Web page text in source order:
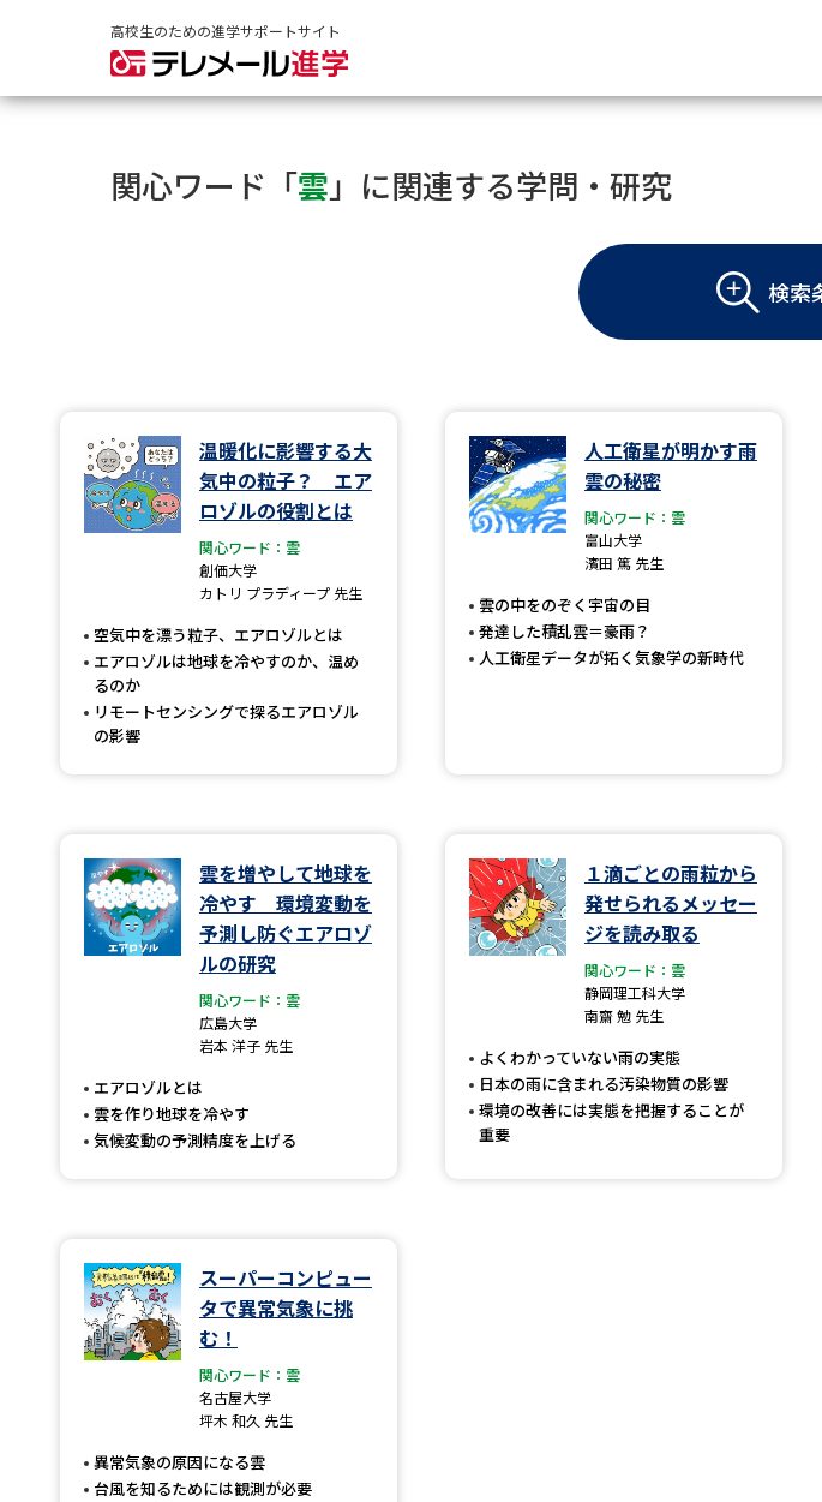
高校生のための進学サポートサイト
大学・
大学パン
総合型選
大学
専門学
大学入
大学入
幼稚園
高等学
大学
新増設
新学年
関心ワード「雲」に関連する学問・研究
検索
温暖化に影響する大
気中の粒子？ エア
ロゾルの役割とは
関心ワード：雲
創価大学
カトリ プラディープ 先生
空気中を漂う粒子、エアロゾルとは
エアロゾルは地球を冷やすのか、温め
るのか
リモートセンシングで探るエアロゾル
の影響
人工衛星が明かす雨
雲の秘密
関心ワード：雲
富山大学
濱田 篤 先生
雲の中をのぞく宇宙の目
発達した積乱雲＝豪雨？
人工衛星データが拓く気象学の新時代
雲を増やして地球を
冷やす 環境変動を
予測し防ぐエアロゾ
ルの研究
関心ワード：雲
広島大学
岩本 洋子 先生
エアロゾルとは
雲を作り地球を冷やす
気候変動の予測精度を上げる
１滴ごとの雨粒から
発せられるメッセー
ジを読み取る
関心ワード：雲
静岡理工科大学
南齋 勉 先生
よくわかっていない雨の実態
日本の雨に含まれる汚染物質の影響
環境の改善には実態を把握することが
重要
スーパーコンピュー
タで異常気象に挑
む！
関心ワード：雲
名古屋大学
坪木 和久 先生
異常気象の原因になる雲
台風を知るためには観測が必要